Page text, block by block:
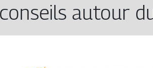
autour